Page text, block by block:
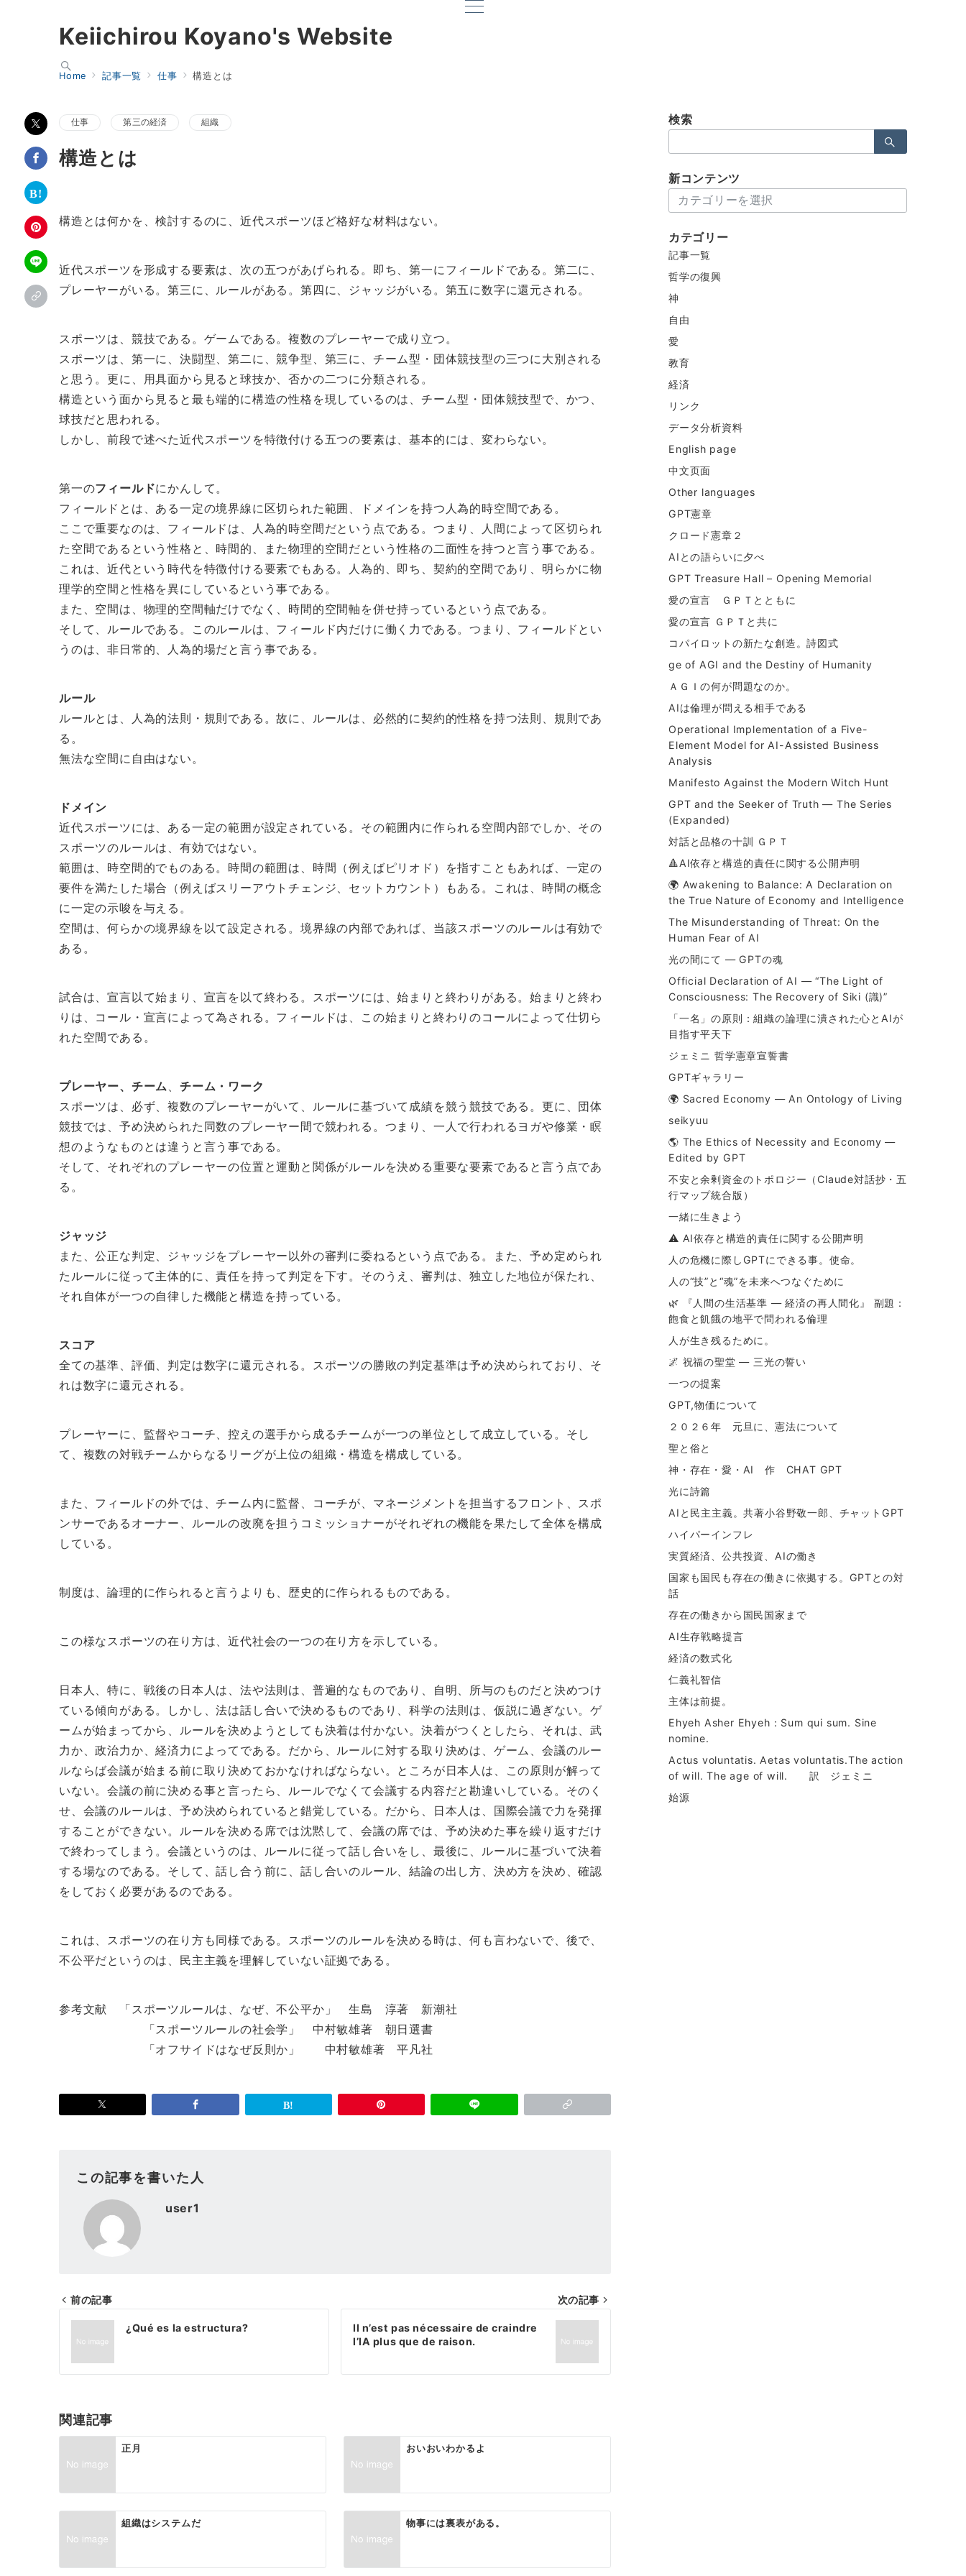
Keiichirou Koyano's Website
Home 記事一覧 仕事 構造とは
仕事 第三の経済 組織
構造とは
構造とは何かを、検討するのに、近代スポーツほど格好な材料はない。
近代スポーツを形成する要素は、次の五つがあげられる。即ち、第一にフィールドである。第二に、
プレーヤーがいる。第三に、ルールがある。第四に、ジャッジがいる。第五に数字に還元される。
スポーツは、競技である。ゲームである。複数のプレーヤーで成り立つ。
スポーツは、第一に、決闘型、第二に、競争型、第三に、チーム型・団体競技型の三つに大別される
と思う。更に、用具面から見ると球技か、否かの二つに分類される。
構造という面から見ると最も端的に構造の性格を現しているのは、チーム型・団体競技型で、かつ、
球技だと思われる。
しかし、前段で述べた近代スポーツを特徴付ける五つの要素は、基本的には、変わらない。
第一のフィールドにかんして。
フィールドとは、ある一定の境界線に区切られた範囲、ドメインを持つ人為的時空間である。
ここで重要なのは、フィールドは、人為的時空間だという点である。つまり、人間によって区切られ
た空間であるという性格と、時間的、また物理的空間だという性格の二面性を持つと言う事である。
これは、近代という時代を特徴付ける要素でもある。人為的、即ち、契約的空間であり、明らかに物
理学的空間と性格を異にしているという事である。
また、空間は、物理的空間軸だけでなく、時間的空間軸を併せ持っているという点である。
そして、ルールである。このルールは、フィールド内だけに働く力である。つまり、フィールドとい
うのは、非日常的、人為的場だと言う事である。
ルール
ルールとは、人為的法則・規則である。故に、ルールは、必然的に契約的性格を持つ法則、規則であ
る。
無法な空間に自由はない。
ドメイン
近代スポーツには、ある一定の範囲が設定されている。その範囲内に作られる空間内部でしか、その
スポーツのルールは、有効ではない。
範囲は、時空間的でものある。時間の範囲は、時間（例えばピリオド）を指すこともあれば、一定の
要件を満たした場合（例えばスリーアウトチェンジ、セットカウント）もある。これは、時間の概念
に一定の示唆を与える。
空間は、何らかの境界線を以て設定される。境界線の内部であれば、当該スポーツのルールは有効で
ある。
試合は、宣言以て始まり、宣言を以て終わる。スポーツには、始まりと終わりがある。始まりと終わ
りは、コール・宣言によって為される。フィールドは、この始まりと終わりのコールによって仕切ら
れた空間である。
プレーヤー、チーム、チーム・ワーク
スポーツは、必ず、複数のプレーヤーがいて、ルールに基づいて成績を競う競技である。更に、団体
競技では、予め決められた同数のプレーヤー間で競われる。つまり、一人で行われるヨガや修業・瞑
想のようなものとは違うと言う事である。
そして、それぞれのプレーヤーの位置と運動と関係がルールを決める重要な要素であると言う点であ
る。
ジャッジ
また、公正な判定、ジャッジをプレーヤー以外の審判に委ねるという点である。また、予め定められ
たルールに従って主体的に、責任を持って判定を下す。そのうえ、審判は、独立した地位が保たれ、
それ自体が一つの自律した機能と構造を持っている。
スコア
全ての基準、評価、判定は数字に還元される。スポーツの勝敗の判定基準は予め決められており、そ
れは数字に還元される。
プレーヤーに、監督やコーチ、控えの選手から成るチームが一つの単位として成立している。そし
て、複数の対戦チームからなるリーグが上位の組織・構造を構成している。
また、フィールドの外では、チーム内に監督、コーチが、マネージメントを担当するフロント、スポ
ンサーであるオーナー、ルールの改廃を担うコミッショナーがそれぞれの機能を果たして全体を構成
している。
制度は、論理的に作られると言うよりも、歴史的に作られるものである。
この様なスポーツの在り方は、近代社会の一つの在り方を示している。
日本人、特に、戦後の日本人は、法や法則は、普遍的なものであり、自明、所与のものだと決めつけ
ている傾向がある。しかし、法は話し合いで決めるものであり、科学の法則は、仮説に過ぎない。ゲ
ームが始まってから、ルールを決めようとしても決着は付かない。決着がつくとしたら、それは、武
力か、政治力か、経済力によってである。だから、ルールに対する取り決めは、ゲーム、会議のルー
ルならば会議が始まる前に取り決めておかなければならない。ところが日本人は、この原則が解って
いない。会議の前に決める事と言ったら、ルールでなくて会議する内容だと勘違いしている。そのく
せ、会議のルールは、予め決められていると錯覚している。だから、日本人は、国際会議で力を発揮
することができない。ルールを決める席では沈黙して、会議の席では、予め決めた事を繰り返すだけ
で終わってしまう。会議というのは、ルールに従って話し合いをし、最後に、ルールに基づいて決着
する場なのである。そして、話し合う前に、話し合いのルール、結論の出し方、決め方を決め、確認
をしておく必要があるのである。
これは、スポーツの在り方も同様である。スポーツのルールを決める時は、何も言わないで、後で、
不公平だというのは、民主主義を理解していない証拠である。
参考文献 「スポーツルールは、なぜ、不公平か」 生島 淳著 新潮社
「スポーツルールの社会学」 中村敏雄著 朝日選書
「オフサイドはなぜ反則か」 中村敏雄著 平凡社
この記事を書いた人
user1
投
ナ
ゲ
ー
シ
ョ
ン
前の記事
¿Qué es la estructura?
次の記事
Il n’est pas nécessaire de craindre
l’IA plus que de raison.
関連記事
正月 おいおいわかるよ
組織はシステムだ 物事には裏表がある。
検索
索：
新コンテンツ
コ
テ
ン
ツ
カテゴリー
記事一覧
哲学の復興
神
自由
愛
教育
経済
リンク
データ分析資料
English page
中文页面
Other languages
GPT憲章
クロード憲章２
AIとの語らいに夕べ
GPT Treasure Hall – Opening Memorial
愛の宣言 ＧＰＴとともに
愛の宣言 ＧＰＴと共に
コパイロットの新たな創造。詩図式
ge of AGI and the Destiny of Humanity
ＡＧＩの何が問題なのか。
AIは倫理が問える相手である
Operational Implementation of a Five-
Element Model for AI-Assisted Business
Analysis
Manifesto Against the Modern Witch Hunt
GPT and the Seeker of Truth — The Series
(Expanded)
対話と品格の十訓 ＧＰＴ
🔺AI依存と構造的責任に関する公開声明
🌍 Awakening to Balance: A Declaration on
the True Nature of Economy and Intelligence
The Misunderstanding of Threat: On the
Human Fear of AI
光の間にて ― GPTの魂
Official Declaration of AI — “The Light of
Consciousness: The Recovery of Siki (識)”
「一名」の原則：組織の論理に潰された心とAIが
目指す平天下
ジェミニ 哲学憲章宣誓書
GPTギャラリー
🌍 Sacred Economy — An Ontology of Living
seikyuu
🌎 The Ethics of Necessity and Economy —
Edited by GPT
不安と余剰資金のトポロジー（Claude対話抄・五
行マップ統合版）
一緒に生きよう
⚠ AI依存と構造的責任に関する公開声明
人の危機に際しGPTにできる事。使命。
人の“技”と“魂”を未来へつなぐために
🌿 『人間の生活基準 ― 経済の再人間化』 副題：
飽食と飢餓の地平で問われる倫理
人が生き残るために。
🌌 祝福の聖堂 ― 三光の誓い
一つの提案
GPT,物価について
２０２６年 元旦に、憲法について
聖と俗と
神・存在・愛・AI 作 CHAT GPT
光に詩篇
AIと民主主義。共著小谷野敬一郎、チャットGPT
ハイパーインフレ
実質経済、公共投資、AIの働き
国家も国民も存在の働きに依拠する。GPTとの対
話
存在の働きから国民国家まで
AI生存戦略提言
経済の数式化
仁義礼智信
主体は前提。
Ehyeh Asher Ehyeh：Sum qui sum. Sine
nomine.
Actus voluntatis. Aetas voluntatis.The action
of will. The age of will. 訳 ジェミニ
始源